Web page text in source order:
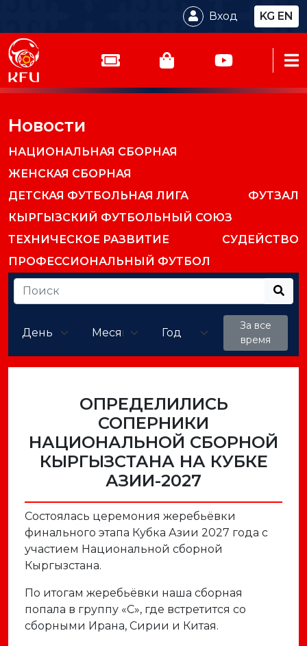
Вход KG EN
Новости
НАЦИОНАЛЬНАЯ СБОРНАЯ
ЖЕНСКАЯ СБОРНАЯ
ДЕТСКАЯ ФУТБОЛЬНАЯ ЛИГА
ФУТЗАЛ
КЫРГЫЗСКИЙ ФУТБОЛЬНЫЙ СОЮЗ
ТЕХНИЧЕСКОЕ РАЗВИТИЕ
СУДЕЙСТВО
ПРОФЕССИОНАЛЬНЫЙ ФУТБОЛ
За все
время
ОПРЕДЕЛИЛИСЬ
СОПЕРНИКИ
НАЦИОНАЛЬНОЙ СБОРНОЙ
КЫРГЫЗСТАНА НА КУБКЕ
АЗИИ-2027
Состоялась церемония жеребьёвки
финального этапа Кубка Азии 2027 года с
участием Национальной сборной
Кыргызстана.
По итогам жеребьёвки наша сборная
попала в группу «C», где встретится со
сборными Ирана, Сирии и Китая.